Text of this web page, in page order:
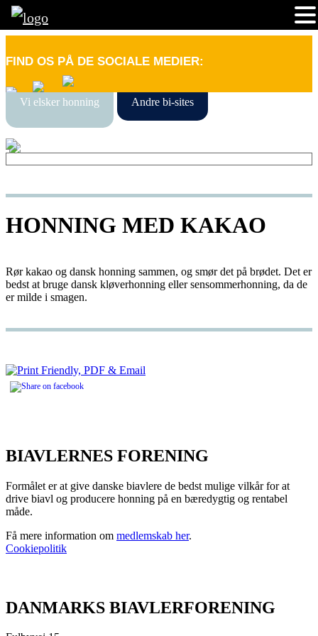
FIND OS PÅ DE SOCIALE MEDIER:
Vi elsker honning Andre bi-sites
HONNING MED KAKAO
Rør kakao og dansk honning sammen, og smør det på brødet. Det er
bedst at bruge dansk kløverhonning eller sensommerhonning, da de
er milde i smagen.
BIAVLERNES FORENING
Formålet er at give danske biavlere de bedst mulige vilkår for at
drive biavl og producere honning på en bæredygtig og rentabel
måde.
Få mere information om medlemskab her.
Cookiepolitik
DANMARKS BIAVLERFORENING